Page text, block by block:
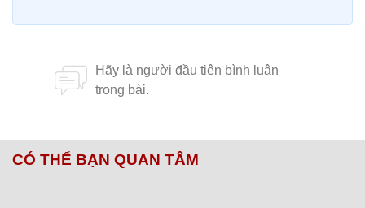
CÓ THỂ BẠN QUAN TÂM